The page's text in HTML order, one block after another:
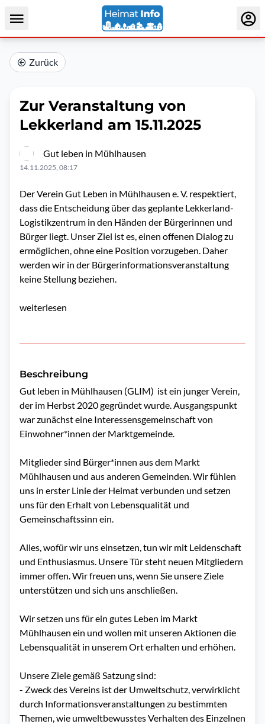
Zurück
Zur Veranstaltung von
Lekkerland am 15.11.2025
Gut leben in Mühlhausen
14.11.2025, 08:17
Der Verein Gut Leben in Mühlhausen e. V. respektiert,
dass die Entscheidung über das geplante Lekkerland-
Logistikzentrum in den Händen der Bürgerinnen und
Bürger liegt. Unser Ziel ist es, einen offenen Dialog zu
ermöglichen, ohne eine Position vorzugeben. Daher
werden wir in der Bürgerinformationsveranstaltung
keine Stellung beziehen.
weiterlesen
Beschreibung
Gut leben in Mühlhausen (GLIM)  ist ein junger Verein,
der im Herbst 2020 gegründet wurde. Ausgangspunkt
war zunächst eine Interessensgemeinschaft von
Einwohner*innen der Marktgemeinde.
Mitglieder sind Bürger*innen aus dem Markt
Mühlhausen und aus anderen Gemeinden. Wir fühlen
uns in erster Linie der Heimat verbunden und setzen
uns für den Erhalt von Lebensqualität und
Gemeinschaftssinn ein.
Alles, wofür wir uns einsetzen, tun wir mit Leidenschaft
und Enthusiasmus. Unsere Tür steht neuen Mitgliedern
immer offen. Wir freuen uns, wenn Sie unsere Ziele
unterstützen und sich uns anschließen.
Wir setzen uns für ein gutes Leben im Markt
Mühlhausen ein und wollen mit unseren Aktionen die
Lebensqualität in unserem Ort erhalten und erhöhen.
Unsere Ziele gemäß Satzung sind:
- Zweck des Vereins ist der Umweltschutz, verwirklicht
durch Informationsveranstaltungen zu bestimmten
Themen, wie umweltbewusstes Verhalten des Einzelnen